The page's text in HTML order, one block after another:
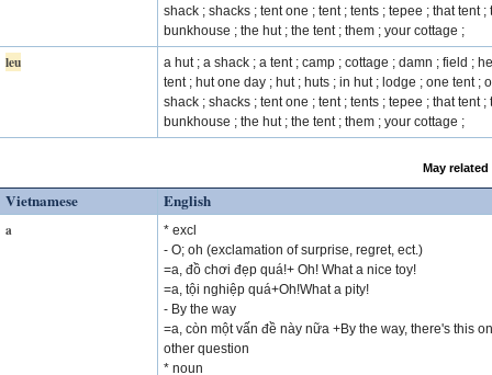
shack ; shacks ; tent one ; tent ; tents ; tepee ; that tent ;
bunkhouse ; the hut ; the tent ; them ; your cottage ;
leu
a hut ; a shack ; a tent ; camp ; cottage ; damn ; field ;
tent ; hut one day ; hut ; huts ; in hut ; lodge ; one tent ;
shack ; shacks ; tent one ; tent ; tents ; tepee ; that tent ;
bunkhouse ; the hut ; the tent ; them ; your cottage ;
May
Vietnamese English
a
* excl
- O; oh (exclamation of surprise, regret, ect.)
=a, đồ chơi đẹp quá!+ Oh! What a nice toy!
=a, tội nghiệp quá+Oh!What a pity!
- By the way
=a, còn một vấn đề này nữa +By the way, there's this
other question
* noun